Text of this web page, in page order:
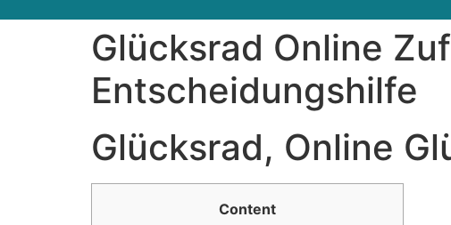
Glücksrad Online
Entscheidungshilfe
Glücksrad, Online
Content